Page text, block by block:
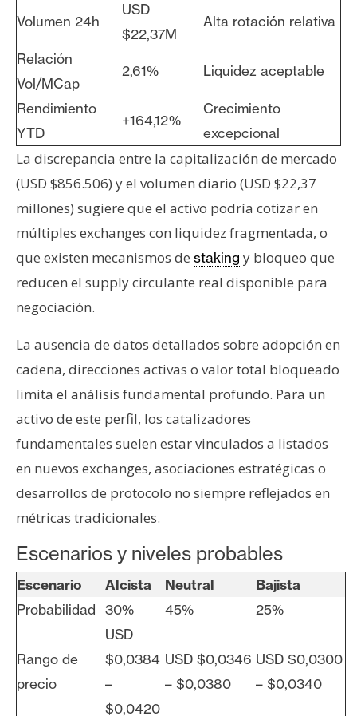
Volumen 24h
USD
$22,37M
Alta rotación relativa
Relación
Vol/MCap
2,61% Liquidez aceptable
Rendimiento
YTD
+164,12%
Crecimiento
excepcional
La discrepancia entre la capitalización de mercado
(USD $856.506) y el volumen diario (USD $22,37
millones) sugiere que el activo podría cotizar en
múltiples exchanges con liquidez fragmentada, o
que existen mecanismos de staking y bloqueo que
reducen el supply circulante real disponible para
negociación.
La ausencia de datos detallados sobre adopción en
cadena, direcciones activas o valor total bloqueado
limita el análisis fundamental profundo. Para un
activo de este perfil, los catalizadores
fundamentales suelen estar vinculados a listados
en nuevos exchanges, asociaciones estratégicas o
desarrollos de protocolo no siempre reflejados en
métricas tradicionales.
Escenarios y niveles probables
Escenario Alcista Neutral
Bajista
Probabilidad
30% 45% 25%
Rango de
precio
USD
$0,0384
–
$0,0420
USD $0,0346
– $0,0380
USD $0,0300
– $0,0340